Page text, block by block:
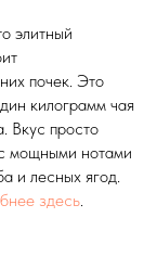
элитный
почек. Это
килограмм чая
Вкус просто
мощными нотами
и лесных ягод.
здесь